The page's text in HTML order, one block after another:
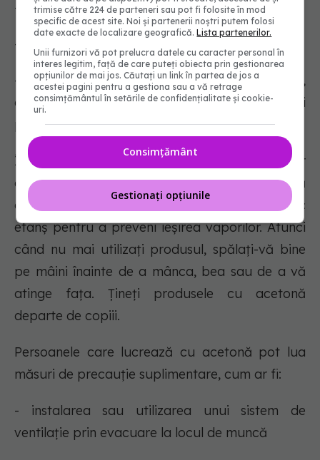
- la distanță de alimente sau băuturi
- departe de copii
- în timp ce purtați echipament de protecție,
cum ar fi mănuși și cămăși cu mâneci lungi
pentru perioade scurte de timp
Întotdeauna închideți bine capacele flacoanelor
atunci când nu le folosiți și aruncați orice vată
cu acetonă pe ea într-un coș de gunoi cu capac
etanș pentru a preveni ieșirea vaporilor. Atunci
când nu mai utilizați produsul, spălați-vă bine
pe mâini înainte de a mânca, bea sau de a vă
atinge fața. Țineți produsele cu acetonă
departe de copiii.
Persoanele care lucrează cu acetonă pot lua
măsuri de precauție suplimentare, cum ar fi:
- instalarea sau utilizarea unui sistem de
ventilație prin evacuare la locul de muncă
trimise către 224 de parteneri sau pot fi folosite în mod
specific de acest site. Noi și partenerii noștri putem folosi
date exacte de localizare geografică.Lista partenerilor.
Unii furnizori vă pot prelucra datele cu caracter personal în
interes legitim, față de care puteți obiecta prin gestionarea
opțiunilor de mai jos. Căutați un link în partea de jos a
acestei pagini pentru a gestiona sau a vă retrage
consimțământul în setările de confidențialitate și cookie-
uri.
Consimțământ
Gestionați opțiunile